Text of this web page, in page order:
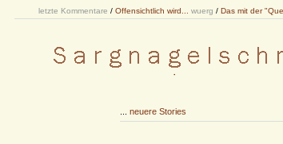
letzte Kommentare / Offensichtlich wird... wuerg / Das mit der
neuere Stories